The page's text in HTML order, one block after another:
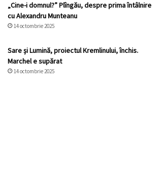
„Cine-i domnul?” Plîngău, despre prima întâlnire
cu Alexandru Munteanu
14 octombrie 2025
Sare și Lumină, proiectul Kremlinului, închis.
Marchel e supărat
14 octombrie 2025